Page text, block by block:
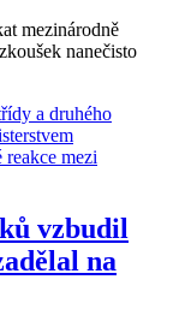
mezinárodně
nanečisto
vzbudil
na